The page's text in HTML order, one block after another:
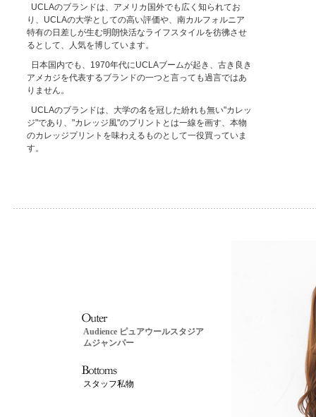
UCLAのブランドは、アメリカ国外でも広く知られてお
り、UCLAの大学としての高い評価や、南カルフォルニア
特有の日差しが生む明朗快活なライフスタイルを彷彿させ
るとして、人気を博しています。
日本国内でも、1970年代にUCLAブームが起き、古き良き
アメカジを代表するブランドの一つと言っても過言ではあ
りません。
UCLAのブランドは、大学の名を冠した紛れも無い"カレッ
ジ"であり、"カレッジ風"のプリントとは一線を画す、本物
のカレッジプリントを味わえるものとして一役買っていま
す。
Audience ピュアウールスタジア
ムジャンパー
スタッフ私物